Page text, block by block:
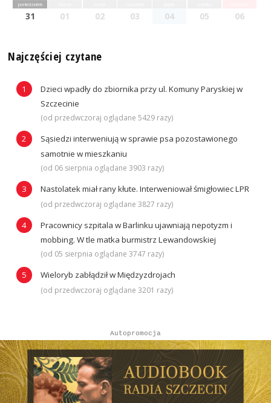
poniedziałek
31 01 02 03 04 05 06
Najczęściej czytane
Dzieci wpadły do zbiornika przy ul. Komuny Paryskiej w
Szczecinie
(od przedwczoraj oglądane 5429 razy)
Sąsiedzi interweniują w sprawie psa pozostawionego
samotnie w mieszkaniu
(od 06 sierpnia oglądane 3903 razy)
Nastolatek miał rany kłute. Interweniował śmigłowiec LPR
(od przedwczoraj oglądane 3827 razy)
Pracownicy szpitala w Barlinku ujawniają nepotyzm i
mobbing. W tle matka burmistrz Lewandowskiej
(od 05 sierpnia oglądane 3747 razy)
Wieloryb zabłądził w Międzyzdrojach
(od przedwczoraj oglądane 3201 razy)
Autopromocja